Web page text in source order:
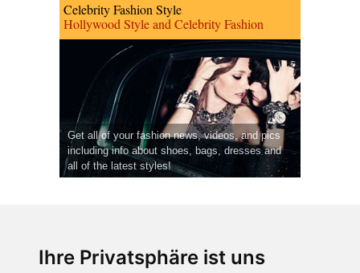
Ihre Privatsphäre ist uns
Celebrity Fashion Style
Hollywood Style and Celebrity Fashion
Get all of your fashion news, videos, and pics
including info about shoes, bags, dresses and
all of the latest styles!